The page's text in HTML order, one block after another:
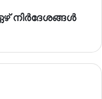
നിര്‍ദേശങ്ങള്‍